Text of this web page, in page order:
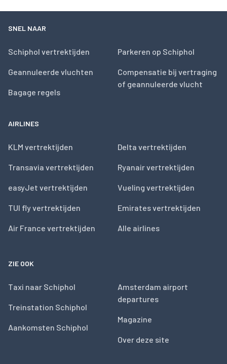
SNEL NAAR
Schiphol vertrektijden
Geannuleerde vluchten
Bagage regels
Parkeren op Schiphol
Compensatie bij vertraging
of geannuleerde vlucht
AIRLINES
KLM vertrektijden
Transavia vertrektijden
easyJet vertrektijden
TUI fly vertrektijden
Air France vertrektijden
Delta vertrektijden
Ryanair vertrektijden
Vueling vertrektijden
Emirates vertrektijden
Alle airlines
ZIE OOK
Taxi naar Schiphol
Treinstation Schiphol
Aankomsten Schiphol
Amsterdam airport
departures
Magazine
Over deze site